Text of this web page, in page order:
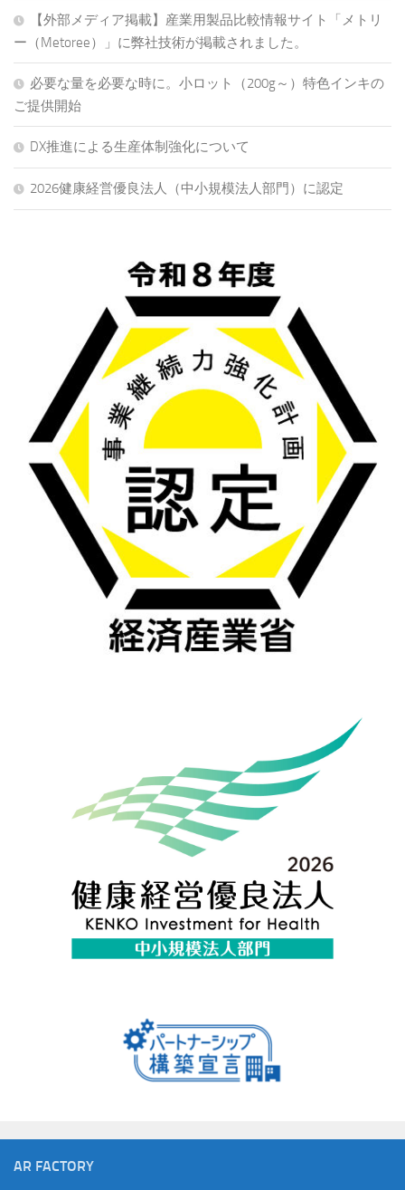
【外部メディア掲載】産業用製品比較情報サイト「メトリ
ー（Metoree）」に弊社技術が掲載されました。
必要な量を必要な時に。小ロット（200g～）特色インキの
ご提供開始
DX推進による生産体制強化について
2026健康経営優良法人（中小規模法人部門）に認定
AR FACTORY